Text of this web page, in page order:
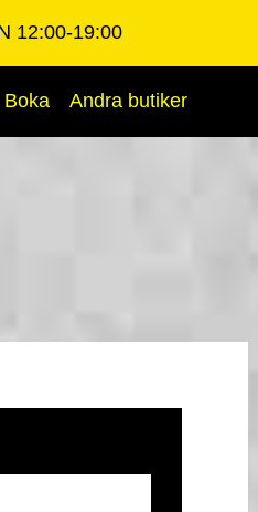
12:00-19:00
Boka Andra butiker